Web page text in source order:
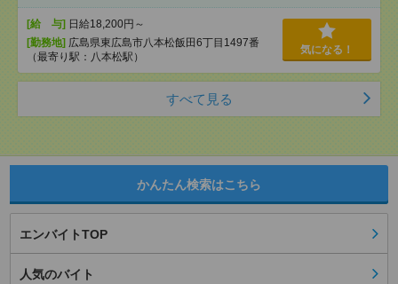
[給 与] 日給18,200円～
[勤務地] 広島県東広島市八本松飯田6丁目1497番
（最寄り駅：八本松駅）
気になる！
すべて見る
かんたん検索はこちら
エンバイトTOP
人気のバイト